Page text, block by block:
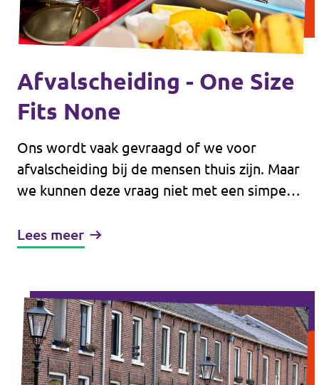
Afvalscheiding - One Size
Fits None
Ons wordt vaak gevraagd of we voor
afvalscheiding bij de mensen thuis zijn. Maar
we kunnen deze vraag niet met een simpel
vraag horen namelijk meerdere
Lees meer